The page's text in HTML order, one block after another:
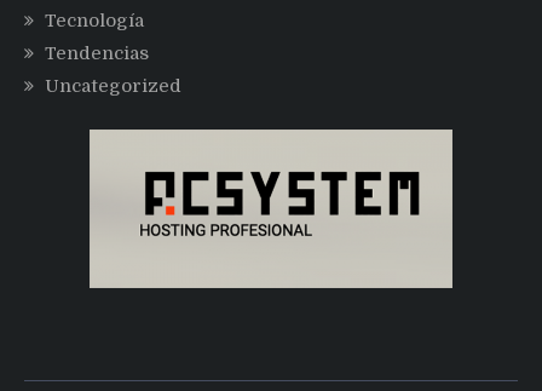
Tecnología
Tendencias
Uncategorized